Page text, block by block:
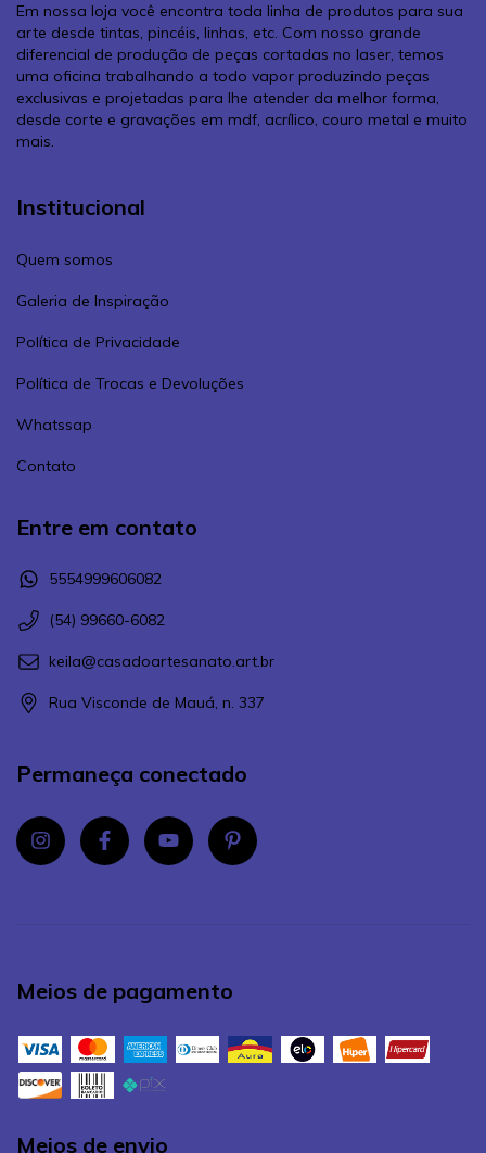
Em nossa loja você encontra toda linha de produtos para sua
arte desde tintas, pincéis, linhas, etc. Com nosso grande
diferencial de produção de peças cortadas no laser, temos
uma oficina trabalhando a todo vapor produzindo peças
exclusivas e projetadas para lhe atender da melhor forma,
desde corte e gravações em mdf, acrílico, couro metal e muito
mais.
Institucional
Quem somos
Galeria de Inspiração
Política de Privacidade
Política de Trocas e Devoluções
Whatssap
Contato
Entre em contato
5554999606082
(54) 99660-6082
keila@casadoartesanato.art.br
Rua Visconde de Mauá, n. 337
Permaneça conectado
Meios de pagamento
Meios de envio